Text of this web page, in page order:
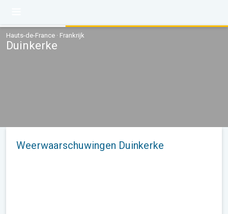
Hauts-de-France · Frankrijk
Duinkerke
Weerwaarschuwingen Duinkerke